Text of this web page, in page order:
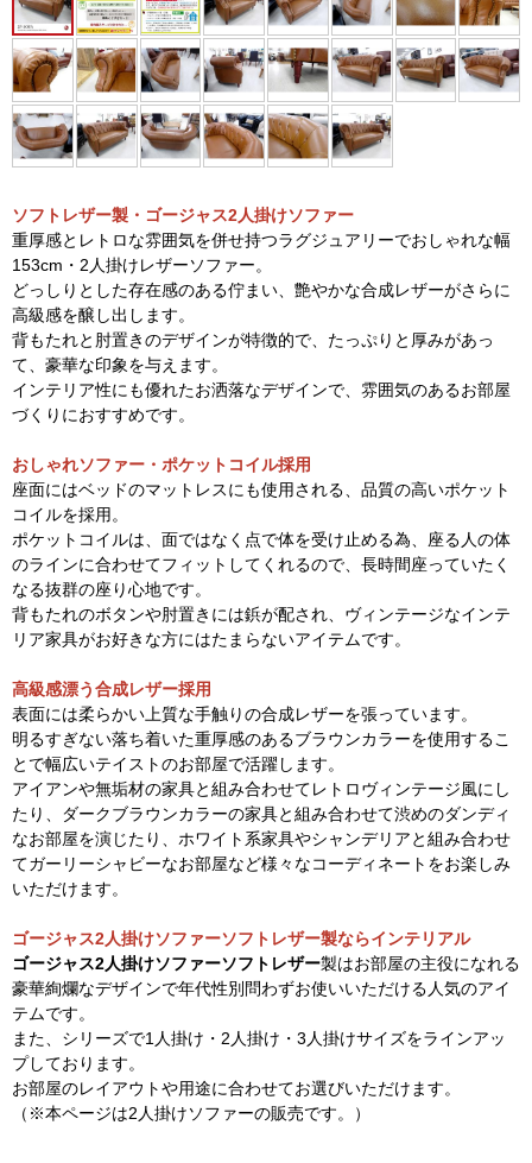
ソフトレザー製・ゴージャス2人掛けソファー
重厚感とレトロな雰囲気を併せ持つラグジュアリーでおしゃれな幅
153cm・2人掛けレザーソファー。
どっしりとした存在感のある佇まい、艶やかな合成レザーがさらに
高級感を醸し出します。
背もたれと肘置きのデザインが特徴的で、たっぷりと厚みがあっ
て、豪華な印象を与えます。
インテリア性にも優れたお洒落なデザインで、雰囲気のあるお部屋
づくりにおすすめです。
おしゃれソファー・ポケットコイル採用
座面にはベッドのマットレスにも使用される、品質の高いポケット
コイルを採用。
ポケットコイルは、面ではなく点で体を受け止める為、座る人の体
のラインに合わせてフィットしてくれるので、長時間座っていたく
なる抜群の座り心地です。
背もたれのボタンや肘置きには鋲が配され、ヴィンテージなインテ
リア家具がお好きな方にはたまらないアイテムです。
高級感漂う合成レザー採用
表面には柔らかい上質な手触りの合成レザーを張っています。
明るすぎない落ち着いた重厚感のあるブラウンカラーを使用するこ
とで幅広いテイストのお部屋で活躍します。
アイアンや無垢材の家具と組み合わせてレトロヴィンテージ風にし
たり、ダークブラウンカラーの家具と組み合わせて渋めのダンディ
なお部屋を演じたり、ホワイト系家具やシャンデリアと組み合わせ
てガーリーシャビーなお部屋など様々なコーディネートをお楽しみ
いただけます。
ゴージャス2人掛けソファーソフトレザー製ならインテリアル
ゴージャス2人掛けソファーソフトレザー製はお部屋の主役になれる
豪華絢爛なデザインで年代性別問わずお使いいただける人気のアイ
テムです。
また、シリーズで1人掛け・2人掛け・3人掛けサイズをラインアッ
プしております。
お部屋のレイアウトや用途に合わせてお選びいただけます。
（※本ページは2人掛けソファーの販売です。）